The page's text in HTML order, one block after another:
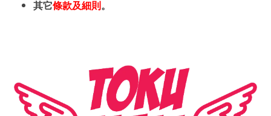
其它條款及細則 。